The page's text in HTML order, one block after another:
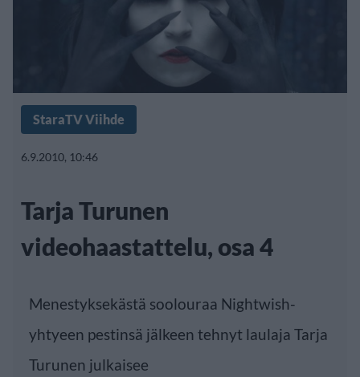
StaraTV Viihde
6.9.2010, 10:46
Tarja Turunen
videohaastattelu, osa 4
Menestyksekästä soolouraa Nightwish-
yhtyeen pestinsä jälkeen tehnyt laulaja Tarja
Turunen julkaisee